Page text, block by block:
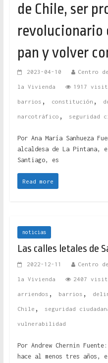
de Chile, ser
revolucionario
pan y volver
2023-04-10 Centro
la Vivienda 1917
barrios , constitución ,
narcotráfico , seguridad
Por Ana María Sanhueza
alcaldesa de La Pintana,
Santiago, es
Read more
noticias
Las calles letales de
2022-12-11 Centro
la Vivienda 2407
arriendos , barrios ,
Chile , seguridad
vulnerabilidad
Por Andrew Chernin
hace al menos tres